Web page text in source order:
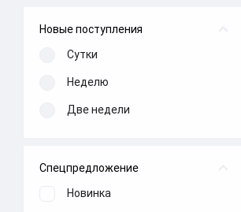
Новые поступления
Сутки
Неделю
Две недели
Спецпредложение
Новинка